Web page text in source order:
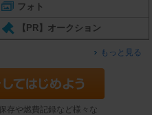
フォト
【PR】オークション
もっと見る
存や燃費記録など様々な